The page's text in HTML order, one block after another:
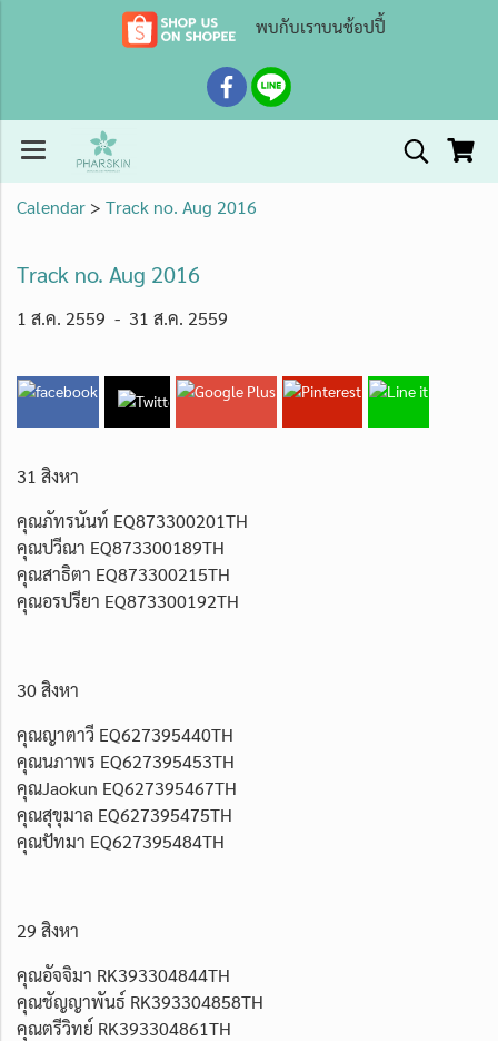
พบกับเราบนช้อปปี้
Calendar > Track no. Aug 2016
Track no. Aug 2016
1 ส.ค. 2559 - 31 ส.ค. 2559
31 สิงหา
คุณภัทรนันท์ EQ873300201TH
คุณปวีณา EQ873300189TH
คุณสาธิตา EQ873300215TH
คุณอรปรียา EQ873300192TH
30 สิงหา
คุณญาตาวี EQ627395440TH
คุณนภาพร EQ627395453TH
คุณJaokun EQ627395467TH
คุณสุขุมาล EQ627395475TH
คุณปัทมา EQ627395484TH
29 สิงหา
คุณอัจจิมา RK393304844TH
คุณชัญญาพันธ์ RK393304858TH
คุณตรีวิทย์ RK393304861TH